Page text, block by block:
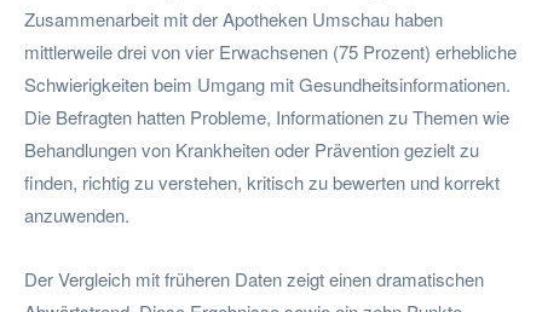
Zusammenarbeit mit der Apotheken Umschau haben
mittlerweile drei von vier Erwachsenen (75 Prozent) erhebliche
Schwierigkeiten beim Umgang mit Gesundheitsinformationen.
Die Befragten hatten Probleme, Informationen zu Themen wie
Behandlungen von Krankheiten oder Prävention gezielt zu
finden, richtig zu verstehen, kritisch zu bewerten und korrekt
anzuwenden.
Der Vergleich mit früheren Daten zeigt einen dramatischen